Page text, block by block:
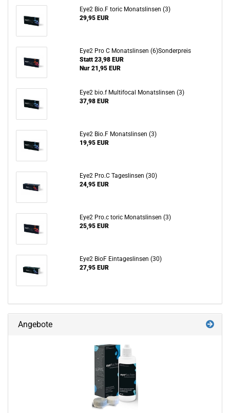
Eye2 Bio.F toric Monatslinsen (3)
29,95 EUR
Eye2 Pro C Monatslinsen (6)Sonderpreis
Statt 23,98 EUR
Nur 21,95 EUR
Eye2 bio.f Multifocal Monatslinsen (3)
37,98 EUR
Eye2 Bio.F Monatslinsen (3)
19,95 EUR
Eye2 Pro.C Tageslinsen (30)
24,95 EUR
Eye2 Pro.c toric Monatslinsen (3)
25,95 EUR
Eye2 BioF Eintageslinsen (30)
27,95 EUR
Angebote